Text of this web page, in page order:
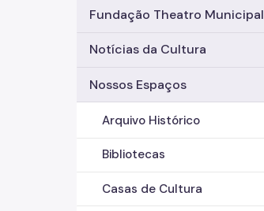
Fundação Theatro Municipal
Notícias da Cultura
Nossos Espaços
Arquivo Histórico
Bibliotecas
Casas de Cultura